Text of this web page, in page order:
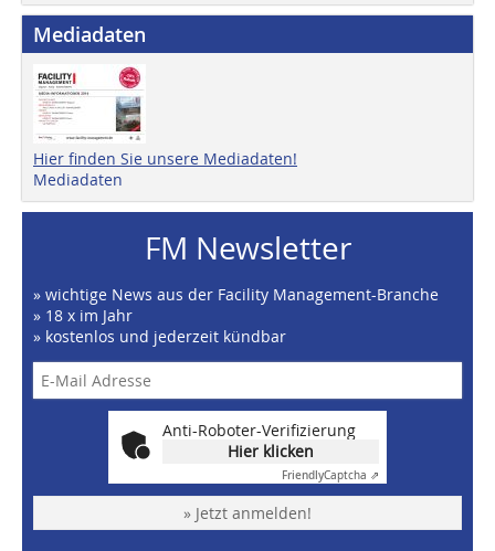
Mediadaten
Hier finden Sie unsere Mediadaten!
Mediadaten
FM Newsletter
» wichtige News aus der Facility Management-Branche
» 18 x im Jahr
» kostenlos und jederzeit kündbar
Anti-Roboter-Verifizierung
Hier klicken
FriendlyCaptcha ⇗
» Jetzt anmelden!